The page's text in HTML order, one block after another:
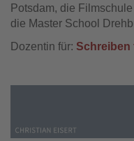
Potsdam, die
die Master School
Dozentin für: Schreiben